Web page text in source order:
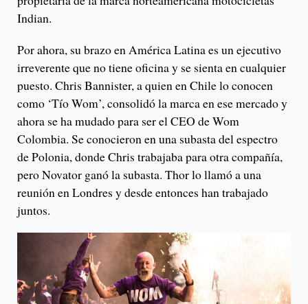
Indian.
Por ahora, su brazo en América Latina es un ejecutivo
irreverente que no tiene oficina y se sienta en cualquier
puesto. Chris Bannister, a quien en Chile lo conocen
como ‘Tío Wom’, consolidó la marca en ese mercado y
ahora se ha mudado para ser el CEO de Wom
Colombia. Se conocieron en una subasta del espectro
de Polonia, donde Chris trabajaba para otra compañía,
pero Novator ganó la subasta. Thor lo llamó a una
reunión en Londres y desde entonces han trabajado
juntos.